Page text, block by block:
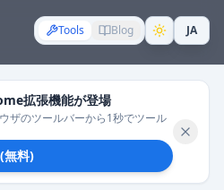
Tools Blog JA
拡張機能が登場
ザのツールバーから1秒でツール
無料)